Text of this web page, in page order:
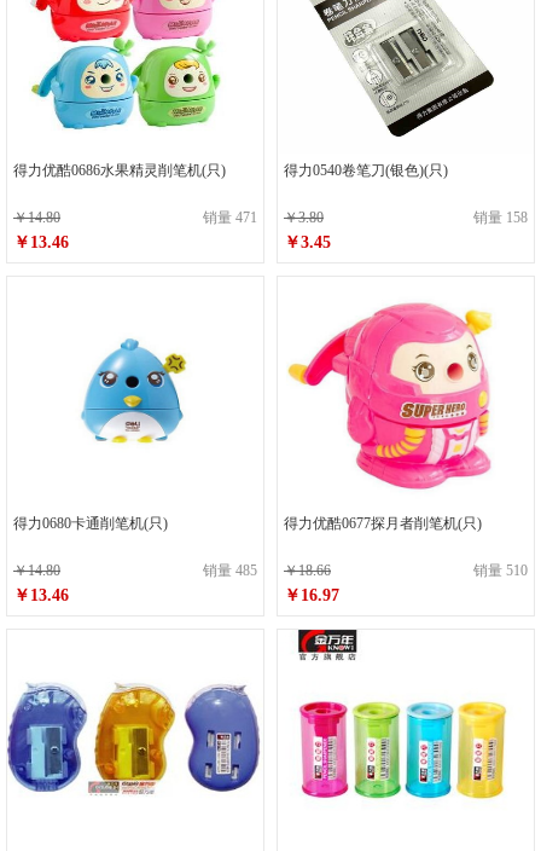
得力优酷0686水果精灵削笔机(只)
￥14.80 销量 471
￥13.46
得力0540卷笔刀(银色)(只)
￥3.80 销量 158
￥3.45
得力0680卡通削笔机(只)
￥14.80 销量 485
￥13.46
得力优酷0677探月者削笔机(只)
￥18.66 销量 510
￥16.97